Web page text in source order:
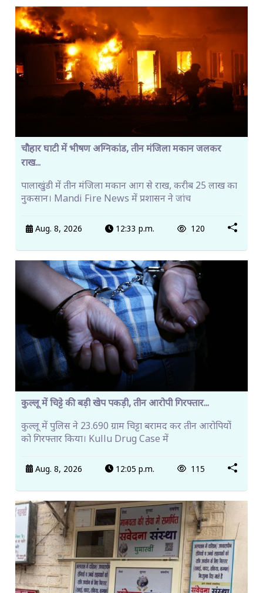
चौहार घाटी में भीषण अग्निकांड, तीन मंजिला मकान जलकर
राख...
पालाखुंडी में तीन मंजिला मकान आग से राख, करीब 25 लाख का
नुकसान। Mandi Fire News में प्रशासन ने जांच
Aug. 8, 2026 12:33 p.m. 120
कुल्लू में चिट्टे की बड़ी खेप पकड़ी, तीन आरोपी गिरफ्तार...
कुल्लू में पुलिस ने 23.690 ग्राम चिट्टा बरामद कर तीन आरोपियों
को गिरफ्तार किया। Kullu Drug Case में
Aug. 8, 2026 12:05 p.m. 115